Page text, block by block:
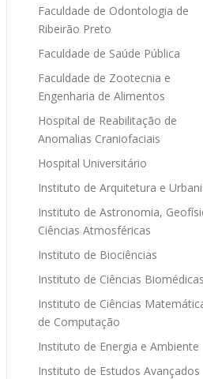
Faculdade de Odontologia de
Ribeirão Preto
Faculdade de Saúde Pública
Faculdade de Zootecnia e
Engenharia de Alimentos
Hospital de Reabilitação de
Anomalias Craniofaciais
Hospital Universitário
Instituto de Arquitetura e
Instituto de Astronomia,
Ciências Atmosféricas
Instituto de Biociências
Instituto de Ciências Biomédicas
Instituto de Ciências
de Computação
Instituto de Energia e Ambiente
Instituto de Estudos Avançados